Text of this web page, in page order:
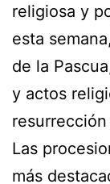
religiosa y
esta
de la
y actos
Las
más